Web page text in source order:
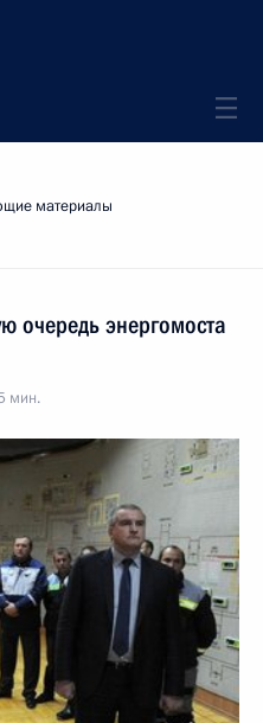
материалы
очередь энергомоста
мин.